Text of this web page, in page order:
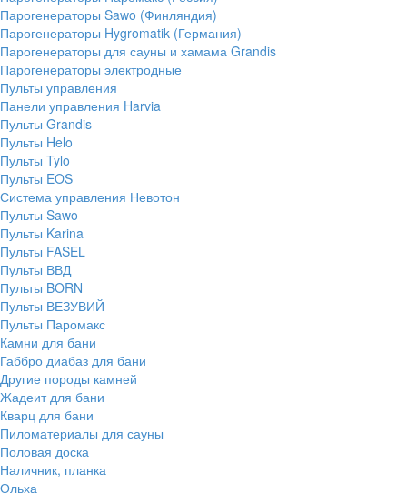
Парогенераторы Sawo (Финляндия)
Парогенераторы Hygromatik (Германия)
Парогенераторы для сауны и хамама Grandis
Парогенераторы электродные
Пульты управления
Панели управления Harvia
Пульты Grandis
Пульты Helo
Пульты Tylo
Пульты EOS
Система управления Невотон
Пульты Sawo
Пульты Karina
Пульты FASEL
Пульты ВВД
Пульты BORN
Пульты ВЕЗУВИЙ
Пульты Паромакс
Камни для бани
Габбро диабаз для бани
Другие породы камней
Жадеит для бани
Кварц для бани
Пиломатериалы для сауны
Половая доска
Наличник, планка
Ольха